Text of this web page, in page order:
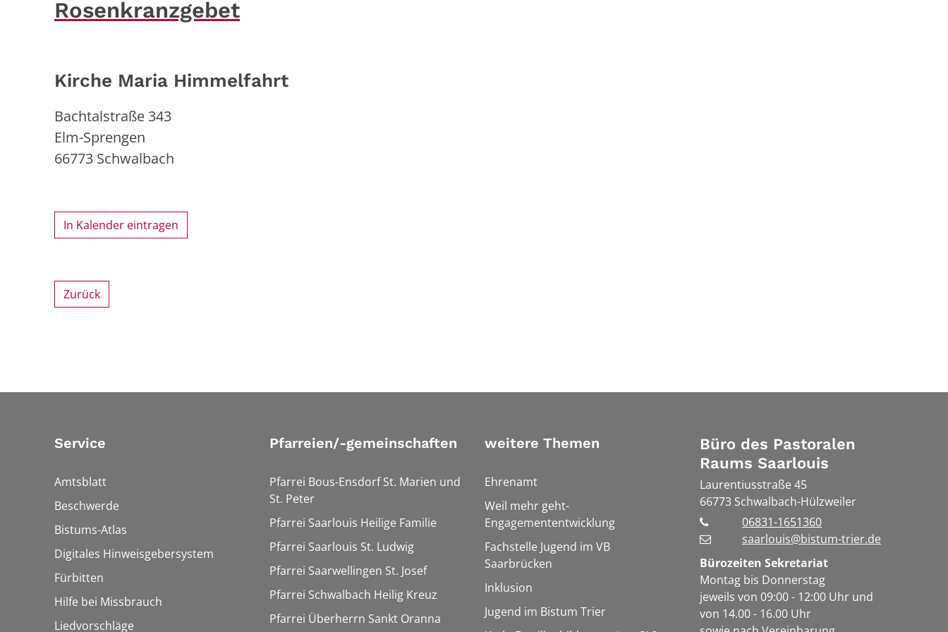
Rosenkranzgebet
Kirche Maria Himmelfahrt
Bachtalstraße 343
Elm-Sprengen
66773 Schwalbach
In Kalender eintragen
Zurück
Service
Amtsblatt
Beschwerde
Bistums-Atlas
Digitales Hinweisgebersystem
Fürbitten
Hilfe bei Missbrauch
Liedvorschläge
Pfarreien/-gemeinschaften
Pfarrei Bous-Ensdorf St. Marien und
St. Peter
Pfarrei Saarlouis Heilige Familie
Pfarrei Saarlouis St. Ludwig
Pfarrei Saarwellingen St. Josef
Pfarrei Schwalbach Heilig Kreuz
Pfarrei Überherrn Sankt Oranna
weitere Themen
Ehrenamt
Weil mehr geht-
Engagemententwicklung
Fachstelle Jugend im VB
Saarbrücken
Inklusion
Jugend im Bistum Trier
Büro des Pastoralen
Raums Saarlouis
Laurentiusstraße 45
66773 Schwalbach-Hülzweiler
06831-1651360
saarlouis@bistum-trier.de
Bürozeiten Sekretariat
Montag bis Donnerstag
jeweils von 09:00 - 12:00 Uhr und
von 14.00 - 16.00 Uhr